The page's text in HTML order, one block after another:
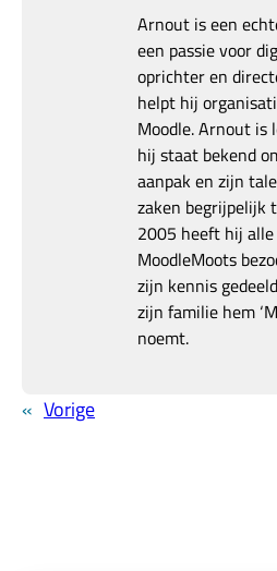
Arnout is een
een passie voor
oprichter en
helpt hij
Moodle. Arnout is
hij staat bekend
aanpak en zijn
zaken begrijpelijk
2005 heeft hij
MoodleMoots
zijn kennis
zijn familie hem
noemt.
« Vorige